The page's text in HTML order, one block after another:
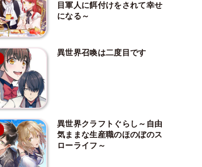
目軍人に餌付けをされて幸せ
になる～
異世界召喚は二度目です
異世界クラフトぐらし～自由
気ままな生産職のほのぼのス
ローライフ～